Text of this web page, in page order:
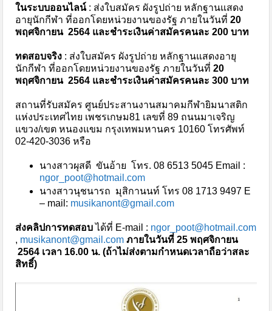
ในระบบออนไลน์ : ส่งใบสมัคร ผังรูปถ่าย หลักฐานแสดง
อายุนักกีฬา ที่ออกโดยหน่วยงานของรัฐ ภายในวันที่ 20
พฤศจิกายน 2564 และชำระเงินค่าสมัครคนละ 200 บาท
ทดสอบจริง : ส่งใบสมัคร ผังรูปถ่าย หลักฐานแสดงอายุ
นักกีฬา ที่ออกโดยหน่วยงานของรัฐ ภายในวันที่ 20
พฤศจิกายน 2564 และชำระเงินค่าสมัครคนละ 300 บาท
สถานที่รับสมัคร ศูนย์ประสานงานสมาคมกีฬายิมนาสติก
แห่งประเทศไทย เพชรเกษม81 เลขที่ 89 ถนนมาเจริญ
แขวง/เขต หนองแขม กรุงเทพมหานคร 10160 โทรศัพท์
02-420-3036 หรือ
นางสาวผุสดี ขันอ้าย โทร. 08 6513 5045 Email :
ngor_poot@hotmail.com
นางสาวนุชนารถ มุสิกานนท์ โทร 08 1713 9497 E
– mail: musikanont@gmail.com
ส่งคลิปการทดสอบได้ที่ E-mail : ngor_poot@hotmail.com
, musikanont@gmail.com ภายในวันที่ 25 พฤศจิกายน
2564 เวลา 16.00 น. (ถ้าไม่ส่งตามกำหนดเวลาถือว่าสละ
สิทธิ์)